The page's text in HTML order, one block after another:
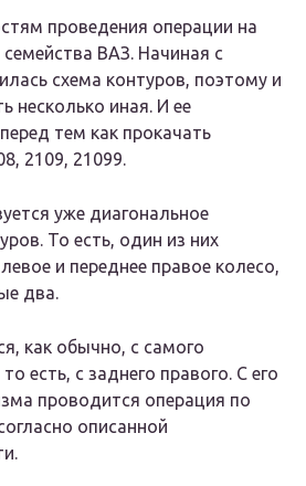
проведения операции на
ВАЗ. Начиная с
схема контуров, поэтому и
несколько иная. И ее
тем как прокачать
2109, 21099.
уже диагональное
То есть, один из них
и переднее правое колесо,
два.
как обычно, с самого
есть, с заднего правого. С его
проводится операция по
описанной